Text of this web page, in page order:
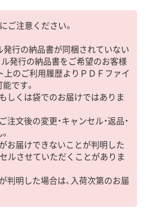
ご注意ください。
発行の納品書が同梱されていない
発行の納品書をご希望のお客様
上のご利用履歴よりＰＤＦファイ
です。
しくは袋でのお届けではありま
注文後の変更・キャンセル・返品・
お届けできないことが判明した
ルさせていただくことがありま
判明した場合は、入荷次第のお届